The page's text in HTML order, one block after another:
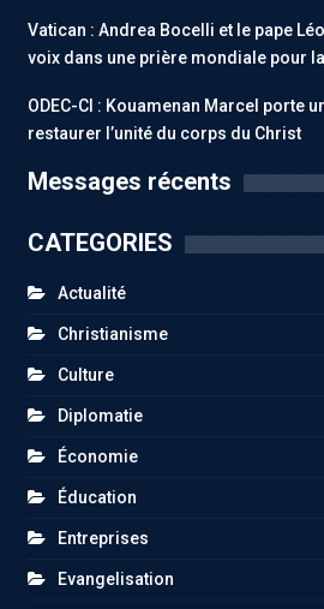
Vatican : Andrea Bocelli et le pape
voix dans une prière mondiale pour
ODEC-CI : Kouamenan Marcel porte
restaurer l’unité du corps du Christ
Messages récents
CATEGORIES
Actualité
Christianisme
Culture
Diplomatie
Économie
Éducation
Entreprises
Evangelisation